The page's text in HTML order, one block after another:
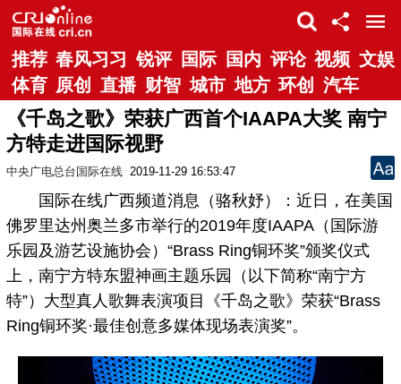
推荐 春风习习 锐评 国际 国内 评论 视频 文娱
体育 原创 直播 财智 城市 地方 环创 汽车
《千岛之歌》荣获广西首个IAAPA大奖 南宁
方特走进国际视野
中央广电总台国际在线 2019-11-29 16:53:47
国际在线广西频道消息（骆秋妤）：近日，在美国
佛罗里达州奥兰多市举行的2019年度IAAPA（国际游
乐园及游艺设施协会）“Brass Ring铜环奖”颁奖仪式
上，南宁方特东盟神画主题乐园（以下简称“南宁方
特”）大型真人歌舞表演项目《千岛之歌》荣获“Brass
Ring铜环奖·最佳创意多媒体现场表演奖”。